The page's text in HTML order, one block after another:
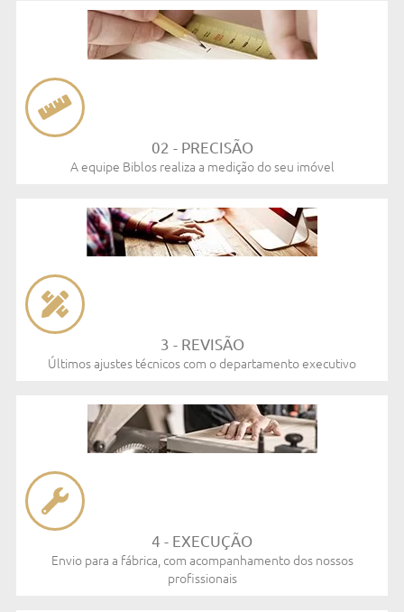
02 - PRECISÃO​
A equipe Biblos realiza a medição do seu imóvel
3 - REVISÃO​
Últimos ajustes técnicos com o departamento executivo
4 - EXECUÇÃO​
Envio para a fábrica, com acompanhamento dos nossos
profissionais